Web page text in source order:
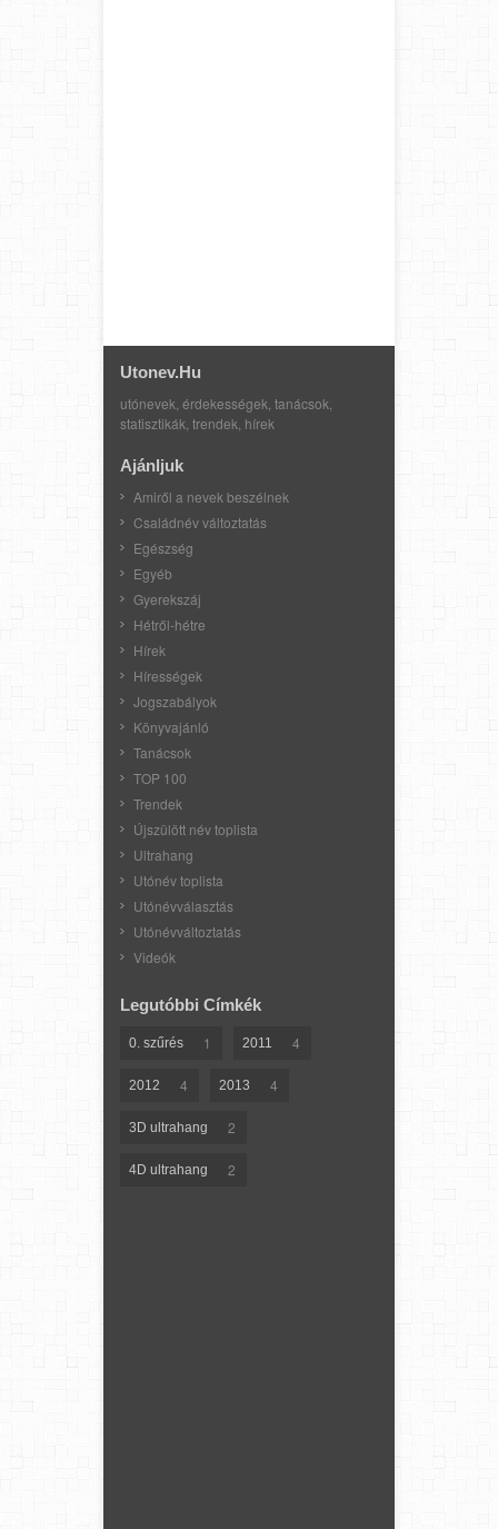
Utonev.hu
utónevek, érdekességek, tanácsok,
statisztikák, trendek, hírek
Ajánljuk
Amiről a nevek beszélnek
Családnév változtatás
Egészség
Egyéb
Gyerekszáj
Hétről-hétre
Hírek
Hírességek
Jogszabályok
Könyvajánló
Tanácsok
TOP 100
Trendek
Újszülött név toplista
Ultrahang
Utónév toplista
Utónévválasztás
Utónévváltoztatás
Videók
Legutóbbi Címkék
0. szűrés 1 2011 4
2012 4 2013 4
3D ultrahang 2
4D ultrahang 2